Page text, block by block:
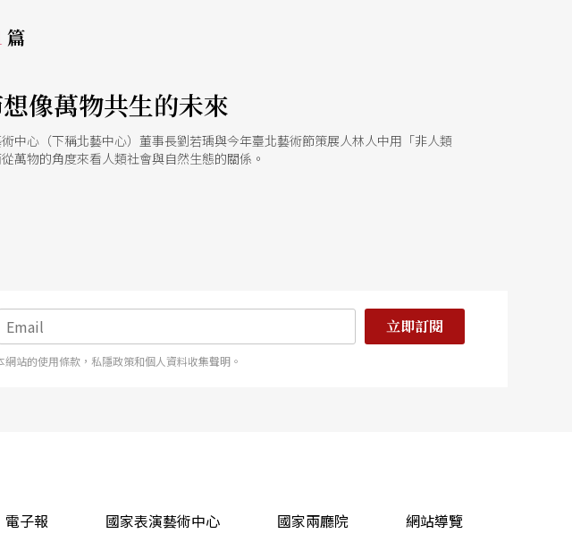
篇
像萬物共生的未來
中心（下稱北藝中心）董事長劉若瑀與今年臺北藝術節策展人林人中用「非人類
萬物的角度來看人類社會與自然生態的關係。
立即訂閱
站的使用條款，私隱政策和個人資料收集聲明。
電子報 國家表演藝術中心 國家兩廳院 網站導覽